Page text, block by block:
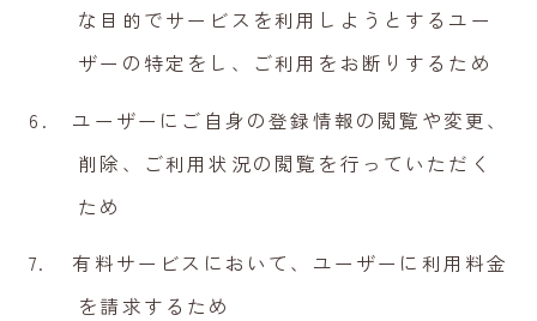
な目的でサービスを利用しようとするユー
ザーの特定をし、ご利用をお断りするため
ユーザーにご自身の登録情報の閲覧や変更、
削除、ご利用状況の閲覧を行っていただく
ため
有料サービスにおいて、ユーザーに利用料金
を請求するため